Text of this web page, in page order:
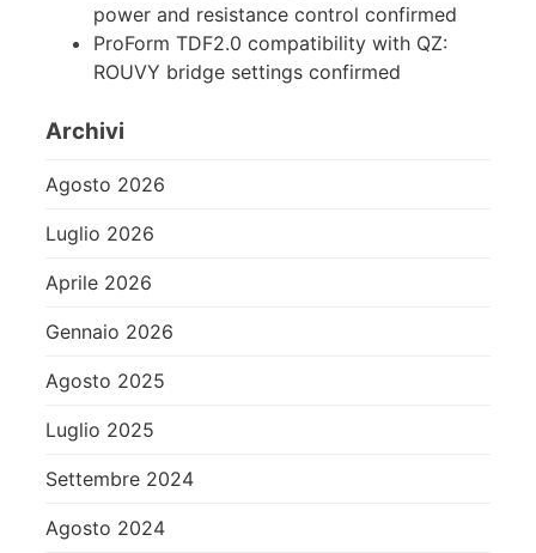
power and resistance control confirmed
ProForm TDF2.0 compatibility with QZ:
ROUVY bridge settings confirmed
Archivi
Agosto 2026
Luglio 2026
Aprile 2026
Gennaio 2026
Agosto 2025
Luglio 2025
Settembre 2024
Agosto 2024